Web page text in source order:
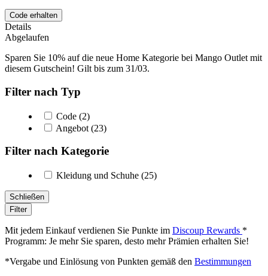
Code erhalten
Details
Abgelaufen
Sparen Sie 10% auf die neue Home Kategorie bei Mango Outlet mit
diesem Gutschein! Gilt bis zum 31/03.
Filter nach Typ
Code (2)
Angebot (23)
Filter nach Kategorie
Kleidung und Schuhe (25)
Schließen
Filter
Mit jedem Einkauf verdienen Sie Punkte im Discoup Rewards *
Programm: Je mehr Sie sparen, desto mehr Prämien erhalten Sie!
*Vergabe und Einlösung von Punkten gemäß den Bestimmungen